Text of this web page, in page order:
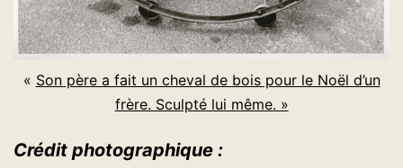
« Son père a fait un cheval de bois pour le Noël d’un
frère. Sculpté lui même. »
Crédit photographique :